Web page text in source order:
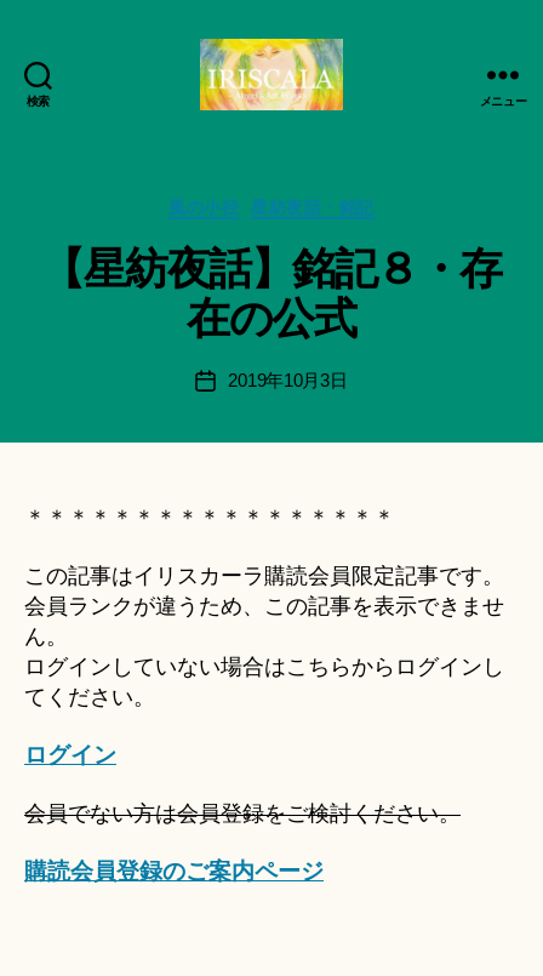
検索
日
記
録・
品
IRISCALA
メニュー
カ
ー
風の小径 星紡夜話・銘記
【星紡夜話】銘記８・存
在の公式
投
稿
智
日
月
＊
a
ki
＊
投
2019年10月3日
＊＊＊＊＊＊＊＊＊＊＊＊＊＊＊＊＊
この記事はイリスカーラ購読会員限定記事です。
会員ランクが違うため、この記事を表示できませ
ん。
ログインしていない場合はこちらからログインし
てください。
ログイン
会員でない方は会員登録をご検討ください。
購読会員登録のご案内ページ